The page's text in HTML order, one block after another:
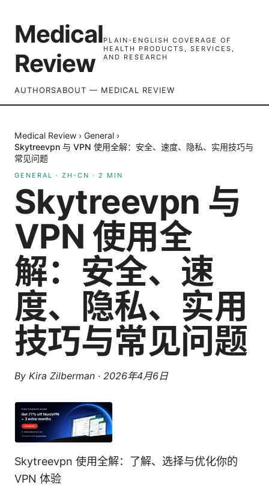
Medical
Review
PLAIN-ENGLISH COVERAGE OF
HEALTH PRODUCTS, SERVICES,
AND RESEARCH
AUTHORSABOUT — MEDICAL REVIEW
Medical Review › General ›
Skytreevpn 与 VPN 使用全解：安全、速度、隐私、实用技巧与
常见问题
GENERAL · ZH-CN · 2 MIN
Skytreevpn 与
VPN 使用全
解：安全、速
度、隐私、实用
技巧与常见问题
By Kira Zilberman · 2026年4月6日
Skytreevpn 使用全解：了解、选择与优化你的
VPN 体验